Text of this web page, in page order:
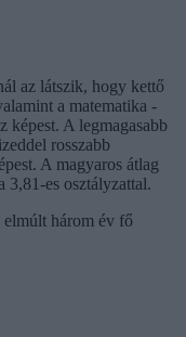
az látszik, hogy kettő
a matematika -
képest. A legmagasabb
rosszabb
A magyaros átlag
3,81-es osztályzattal.
elmúlt három év fő